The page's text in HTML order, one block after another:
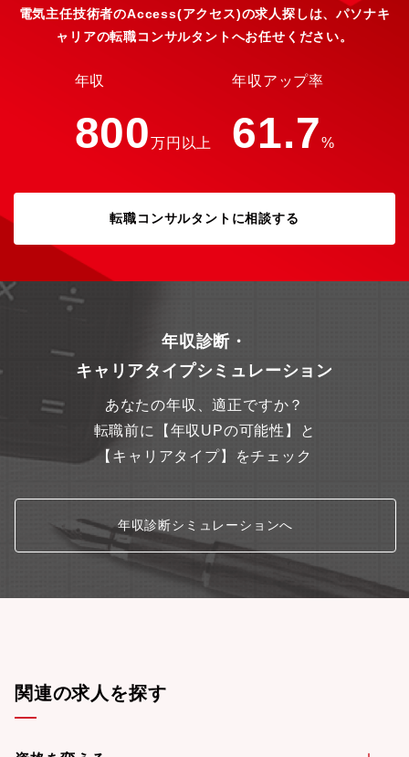
益945億円となりました。「※相合」とは：総合ではなく、相い合
わせることを意味する造語。 当社グループのあらゆるリソースを
掛け合わせ、 相乗効果により新たな価値を創造する。◆当社の成
るのは、「相合活動」。多様なバックグラウンド・ 情熱を持つ10
7月、日本で初めてのミニチュアベアリング専業メーカーとして誕
生。創業以来58社（2024年8月末現在）との経営統合を経て、ボ
を持つ「相合」精密部品メーカーへと成長しました。オーガニッ
投資効率の高いM&A案件に集中し、積極的にM&Aに取り組んでい
ます。・戦略（２）：社会的課題解決製品の開発と部品供給現代
社会は少子高齢化、医療問題、ロボティクス、エネルギー問題な
ど様々な課題を抱えています。その社会的課題の解決を貢献す
キーとなる新技術やそれを満たす製品・部品が必要とされます
が、そのソリューション製品に必ず使われる部品が「8本槍製品」
であり、当社は、今後ニーズが高まる可能性を秘めている製品を
ツミ東京本部を汐留エリアに移転しました。27階建ての自社ビル
「東京クロステックガーデン」を構え、これまで以上に新たな技
共同開発を活性化させるための協創フロアや、幅広い年代の方々
ショールーム（クロステック ミュージアム）を備えています。
電気主任技術者のAccess(アクセス)の求人探しは、パソナキ
ャリアの転職コンサルタントへお任せください。
年収
800万円以上
年収アップ率
61.7%
転職コンサルタントに相談する
年収診断・
キャリアタイプシミュレーション
あなたの年収、適正ですか？
転職前に【年収UPの可能性】と
【キャリアタイプ】をチェック
年収診断シミュレーションへ
関連の求人を探す